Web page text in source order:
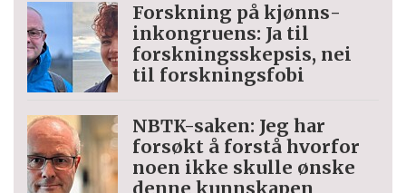
Forskning på kjønns­
inkongruens: Ja til
forskningsskepsis, nei
til forskningsfobi
NBTK-saken: Jeg har
forsøkt å forstå hvorfor
noen ikke skulle ønske
denne kunnskapen